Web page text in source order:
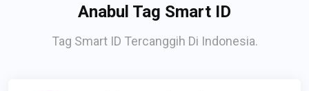
Anabul Tag Smart ID
Tag Smart ID Tercanggih Di Indonesia.